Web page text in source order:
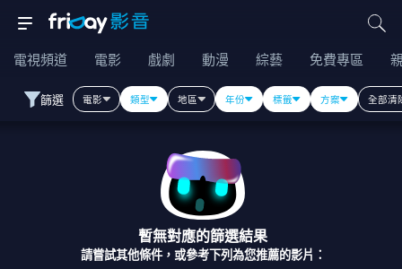
電視頻道 電影 戲劇 動漫 綜藝 免費專區
篩選 電影 類型 地區 年份 標籤 方案 全部清
暫無對應的篩選結果
請嘗試其他條件，或參考下列為您推薦的影片：